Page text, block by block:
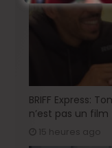
BRIFF Express:
n’est pas un film
15 heures ago